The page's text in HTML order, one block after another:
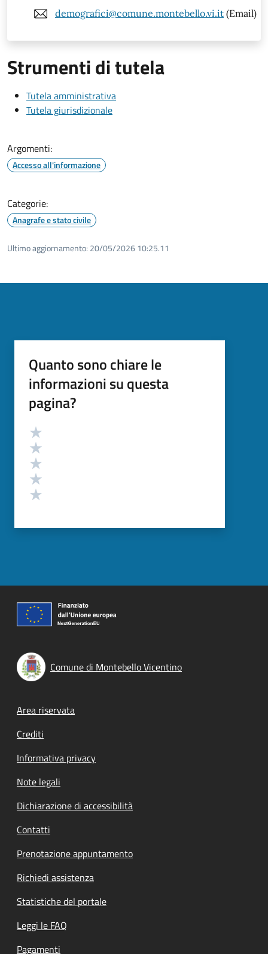
demografici@comune.montebello.vi.it (Email)
Strumenti di tutela
Tutela amministrativa
Tutela giurisdizionale
Argomenti:
Accesso all'informazione
Categorie:
Anagrafe e stato civile
Ultimo aggiornamento: 20/05/2026 10:25.11
Quanto sono chiare le
informazioni su questa
pagina?
Valutazione
Comune di Montebello Vicentino
Footer menu
Area riservata
Crediti
Informativa privacy
Note legali
Dichiarazione di accessibilità
Contatti
Prenotazione appuntamento
Richiedi assistenza
Statistiche del portale
Leggi le FAQ
Pagamenti